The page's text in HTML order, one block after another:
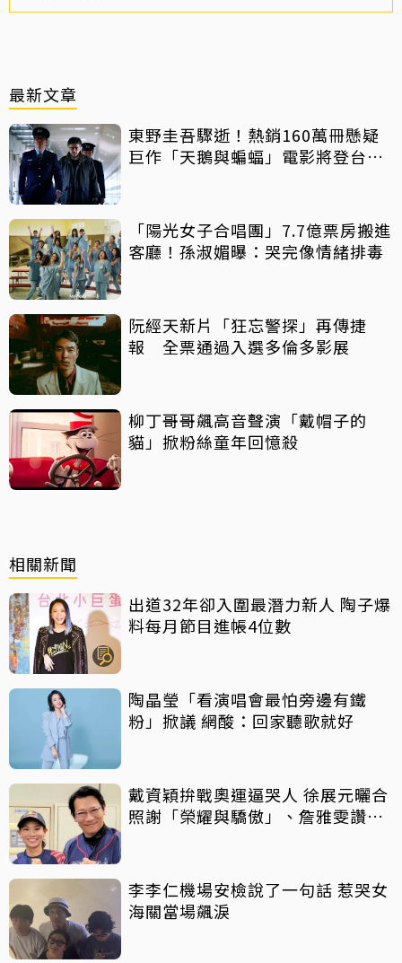
最新文章
東野圭吾驟逝！熱銷160萬冊懸疑
巨作「天鵝與蝙蝠」電影將登台上
「陽光女子合唱團」7.7億票房搬進
客廳！孫淑媚曝：哭完像情緒排毒
阮經天新片「狂忘警探」再傳捷
報 全票通過入選多倫多影展
柳丁哥哥飆高音聲演「戴帽子的
貓」掀粉絲童年回憶殺
相關新聞
出道32年卻入圍最潛力新人 陶子爆
料每月節目進帳4位數
陶晶瑩「看演唱會最怕旁邊有鐵
粉」掀議 網酸：回家聽歌就好
戴資穎拚戰奧運逼哭人 徐展元曬合
照謝「榮耀與驕傲」、詹雅雯讚
李李仁機場安檢說了一句話 惹哭女
海關當場飆淚